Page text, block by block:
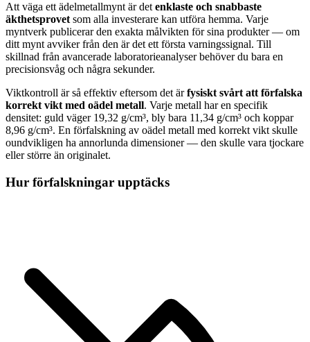
Att väga ett ädelmetallmynt är det enklaste och snabbaste
äkthetsprovet som alla investerare kan utföra hemma. Varje
myntverk publicerar den exakta målvikten för sina produkter — om
ditt mynt avviker från den är det ett första varningssignal. Till
skillnad från avancerade laboratorieanalyser behöver du bara en
precisionsvåg och några sekunder.
Viktkontroll är så effektiv eftersom det ärfysiskt svårt att förfalska
korrekt vikt med oädel metall. Varje metall har en specifik
densitet: guld väger 19,32 g/cm³, bly bara 11,34 g/cm³ och koppar
8,96 g/cm³. En förfalskning av oädel metall med korrekt vikt skulle
oundvikligen ha annorlunda dimensioner — den skulle vara tjockare
eller större än originalet.
Hur förfalskningar upptäcks